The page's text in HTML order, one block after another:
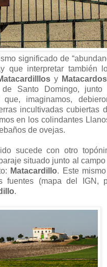
significado de
que interpretar también
y Matacardos
Santo Domingo,
imaginamos,
incultivadas cubiertas
en los colindantes
de ovejas.
sucede con otro
situado junto al
Matacardillo. Este
fuentes (mapa del IGN,
.